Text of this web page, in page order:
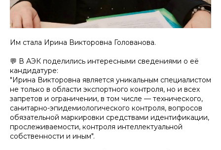
Им стала Ирина Викторовна Голованова.
💬 В АЭК поделились интересными сведениями о её
кандидатуре:
"Ирина Викторовна является уникальным специалистом
не только в области экспортного контроля, но и всех
запретов и ограничении, в том числе — технического,
санитарно-эпидемиологического контроля, вопросов
обязательной маркировки средствами идентификации,
прослеживаемости, контроля интеллектуальной
собственности и иным".